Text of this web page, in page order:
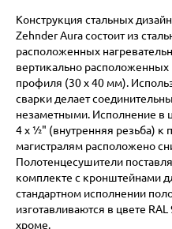
Конструкция стальных
Zehnder Aura состоит из
расположенных
вертикально расположенных
профиля (30 x 40 мм).
сварки делает
незаметными. Исполнение в
4 х ½" (внутренняя резьба) к
магистралям расположено
Полотенцесушители
комплекте с кронштейнами
стандартном исполнении
изготавливаются в цвете
хроме.